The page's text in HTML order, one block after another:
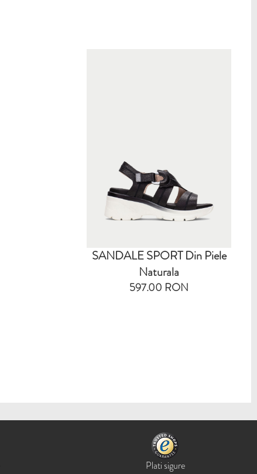
SANDALE SPORT Din Piele
Naturala
597.00 RON
Plati sigure